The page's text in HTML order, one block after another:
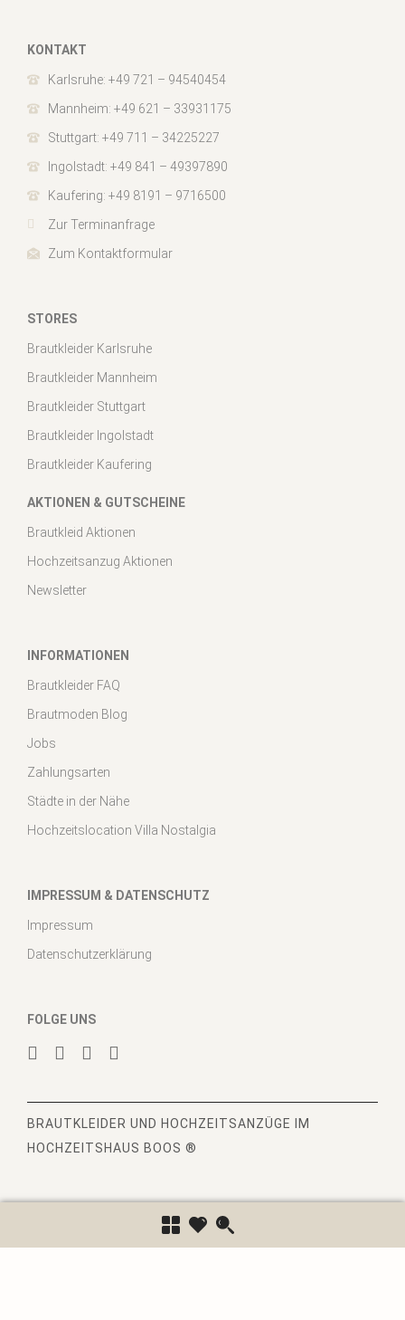
KONTAKT
Karlsruhe: +49 721 – 94540454
Mannheim: +49 621 – 33931175
Stuttgart: +49 711 – 34225227
Ingolstadt: +49 841 – 49397890
Kaufering: +49 8191 – 9716500
Zur Terminanfrage
Zum Kontaktformular
STORES
Brautkleider Karlsruhe
Brautkleider Mannheim
Brautkleider Stuttgart
Brautkleider Ingolstadt
Brautkleider Kaufering
AKTIONEN & GUTSCHEINE
Brautkleid Aktionen
Hochzeitsanzug Aktionen
Newsletter
INFORMATIONEN
Brautkleider FAQ
Brautmoden Blog
Jobs
Zahlungsarten
Städte in der Nähe
Hochzeitslocation Villa Nostalgia
IMPRESSUM & DATENSCHUTZ
Impressum
Datenschutzerklärung
FOLGE UNS
BRAUTKLEIDER UND HOCHZEITSANZÜGE IM
HOCHZEITSHAUS BOOS ®